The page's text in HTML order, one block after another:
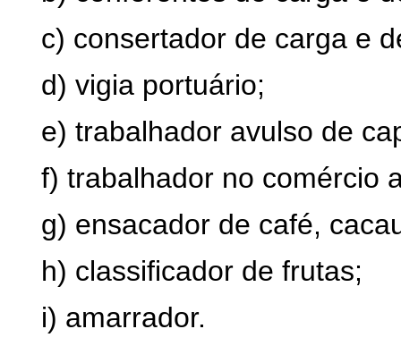
c) consertador de carga e
d) vigia portuário;
e) trabalhador avulso de
f) trabalhador no comércio
g) ensacador de café,
h) classificador de frutas;
i) amarrador.